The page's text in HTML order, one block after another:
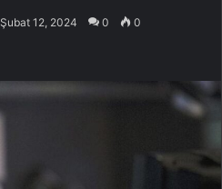
Şubat 12, 2024 0 0